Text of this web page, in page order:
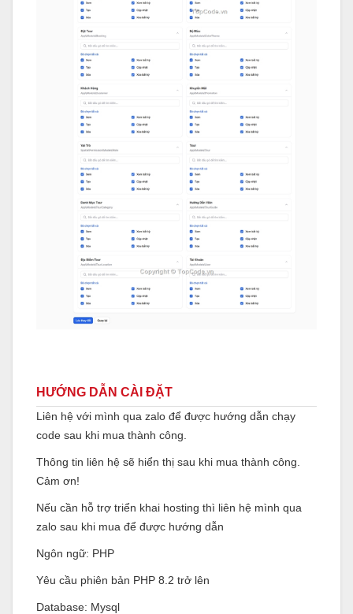
HƯỚNG DẪN CÀI ĐẶT
Liên hệ với mình qua zalo để được hướng dẫn chạy
code sau khi mua thành công.
Thông tin liên hệ sẽ hiển thị sau khi mua thành công.
Cảm ơn!
Nếu cần hỗ trợ triển khai hosting thì liên hệ mình qua
zalo sau khi mua để được hướng dẫn
Ngôn ngữ: PHP
Yêu cầu phiên bản PHP 8.2 trở lên
Database: Mysql